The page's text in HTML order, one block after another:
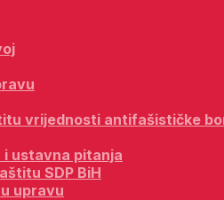
vrijednosti antifašističke
ustavna pitanja
SDP BiH
upravu